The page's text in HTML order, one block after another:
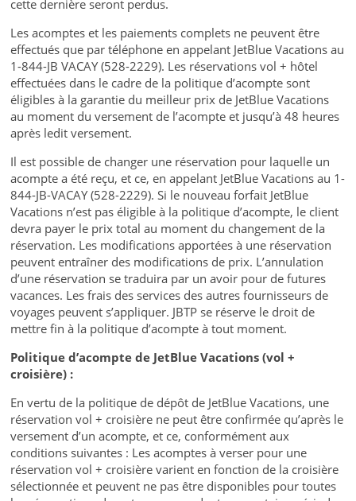
cette dernière seront perdus.
Les acomptes et les paiements complets ne peuvent être
effectués que par téléphone en appelant JetBlue Vacations au
1-844-JB VACAY (528-2229). Les réservations vol + hôtel
effectuées dans le cadre de la politique d’acompte sont
éligibles à la garantie du meilleur prix de JetBlue Vacations
au moment du versement de l’acompte et jusqu’à 48 heures
après ledit versement.
Il est possible de changer une réservation pour laquelle un
acompte a été reçu, et ce, en appelant JetBlue Vacations au 1-
844-JB-VACAY (528-2229). Si le nouveau forfait JetBlue
Vacations n’est pas éligible à la politique d’acompte, le client
devra payer le prix total au moment du changement de la
réservation. Les modifications apportées à une réservation
peuvent entraîner des modifications de prix. L’annulation
d’une réservation se traduira par un avoir pour de futures
vacances. Les frais des services des autres fournisseurs de
voyages peuvent s’appliquer. JBTP se réserve le droit de
mettre fin à la politique d’acompte à tout moment.
Politique d’acompte de JetBlue Vacations (vol +
croisière) :
En vertu de la politique de dépôt de JetBlue Vacations, une
réservation vol + croisière ne peut être confirmée qu’après le
versement d’un acompte, et ce, conformément aux
conditions suivantes : Les acomptes à verser pour une
réservation vol + croisière varient en fonction de la croisière
sélectionnée et peuvent ne pas être disponibles pour toutes